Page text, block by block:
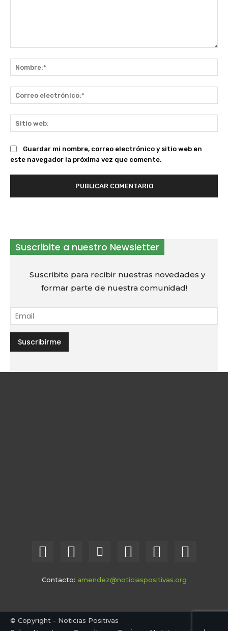
Guardar mi nombre, correo electrónico y sitio web en
este navegador la próxima vez que comente.
Suscribite a nuestro Newsletter
Suscribite para recibir nuestras novedades y
formar parte de nuestra comunidad!
Contacto: amendez@noticiaspositivas.org
© Copyright - Noticias Positivas